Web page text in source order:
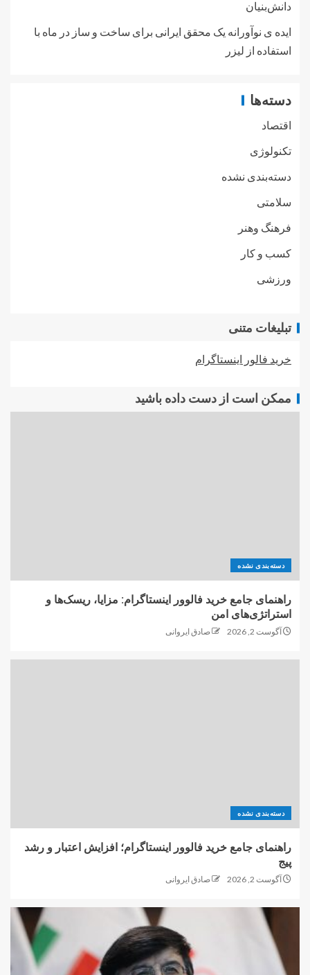
دانش‌بنیان
ایده ی نوآورانه یک محقق ایرانی برای ساخت و ساز در ماه با
استفاده از لیزر
دسته‌ها
اقتصاد
تکنولوژی
دسته‌بندی نشده
سلامتی
فرهنگ وهنر
کسب و کار
ورزشی
تبلیغات متنی
خرید فالور اینستاگرام
ممکن است از دست داده باشید
دسته‌بندی نشده
راهنمای جامع خرید فالوور اینستاگرام: مزایا، ریسک‌ها و
استراتژی‌های امن
آگوست 2, 2026 صادق ایروانی
دسته‌بندی نشده
راهنمای جامع خرید فالوور اینستاگرام؛ افزایش اعتبار و رشد
پیج
آگوست 2, 2026 صادق ایروانی